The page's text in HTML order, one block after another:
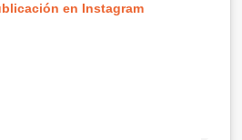
en Instagram